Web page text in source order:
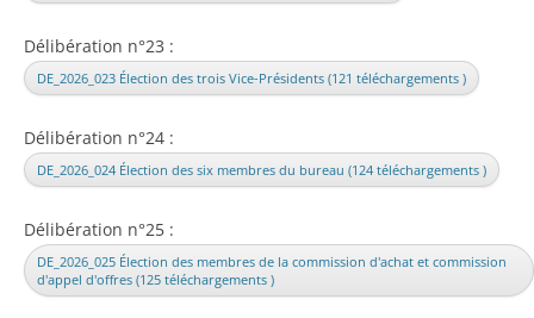
Délibération n°23 :
DE_2026_023 Élection des trois Vice-Présidents (121 téléchargements )
Délibération n°24 :
DE_2026_024 Élection des six membres du bureau (124 téléchargements )
Délibération n°25 :
DE_2026_025 Élection des membres de la commission d'achat et commission
d'appel d'offres (125 téléchargements )